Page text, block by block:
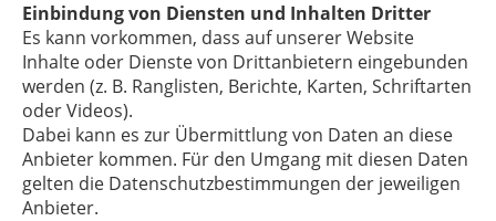
Einbindung von Diensten und Inhalten Dritter
Es kann vorkommen, dass auf unserer Website
Inhalte oder Dienste von Drittanbietern eingebunden
werden (z. B. Ranglisten, Berichte, Karten, Schriftarten
oder Videos).
Dabei kann es zur Übermittlung von Daten an diese
Anbieter kommen. Für den Umgang mit diesen Daten
gelten die Datenschutzbestimmungen der jeweiligen
Anbieter.